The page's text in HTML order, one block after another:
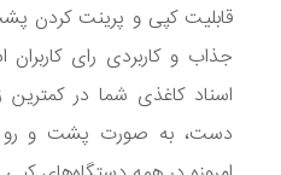
قابلیت کپی و پرینت کردن
جذاب و کاربردی رای
اسناد کاغذی شما در
دست، به صورت پشت و رو